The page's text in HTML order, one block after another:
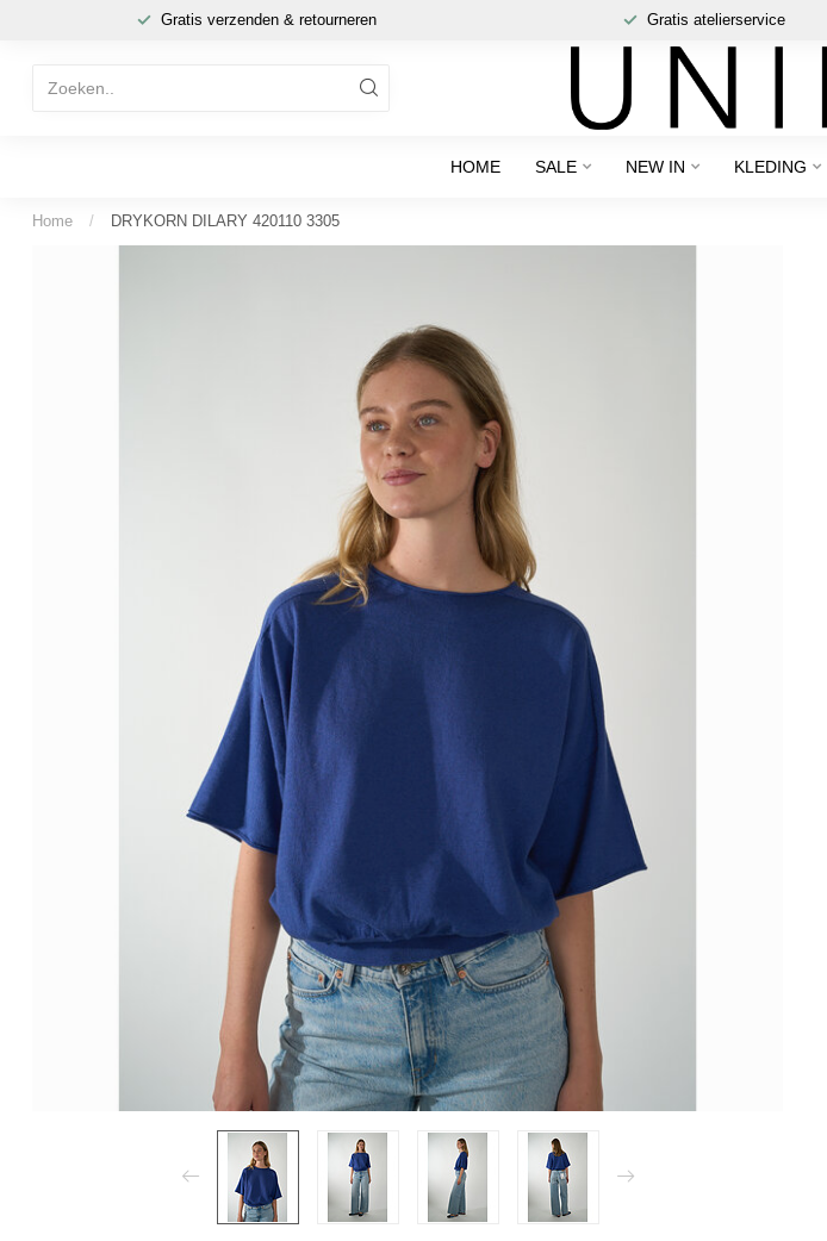
Gratis verzenden & retourneren Gratis atelierservice
HOME SALE NEW IN KLEDING
Home / DRYKORN DILARY 420110 3305